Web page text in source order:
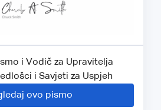
i Vodič za Upravitelja
i Savjeti za Uspjeh
ovo pismo